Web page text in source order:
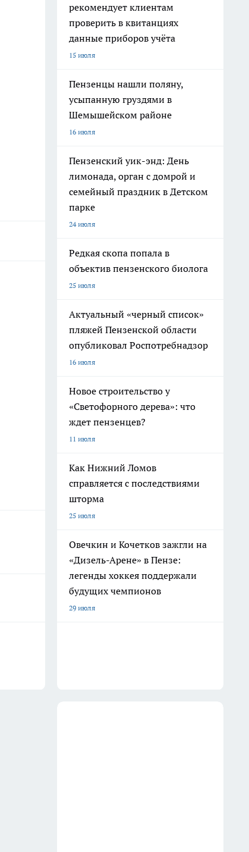
рекомендует клиентам
проверить в квитанциях
данные приборов учёта
15 июля
Пензенцы нашли поляну,
усыпанную груздями в
Шемышейском районе
16 июля
Пензенский уик-энд: День
лимонада, орган с домрой и
семейный праздник в Детском
парке
24 июля
Редкая скопа попала в
объектив пензенского биолога
25 июля
Актуальный «черный список»
пляжей Пензенской области
опубликовал Роспотребнадзор
16 июля
Новое строительство у
«Светофорного дерева»: что
ждет пензенцев?
11 июля
Как Нижний Ломов
справляется с последствиями
шторма
25 июля
Овечкин и Кочетков зажгли на
«Дизель-Арене» в Пензе:
легенды хоккея поддержали
будущих чемпионов
29 июля